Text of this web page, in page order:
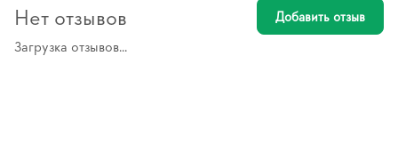
Загрузка отзывов...
Нет отзывов Добавить отзыв